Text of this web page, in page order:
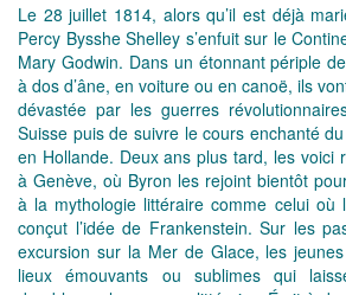
Le 28 juillet 1814, alors qu’il est déjà
Percy Bysshe Shelley s’enfuit sur le
Mary Godwin. Dans un étonnant périple
à dos d’âne, en voiture ou en canoë, ils
dévastée par les guerres
Suisse puis de suivre le cours enchanté
en Hollande. Deux ans plus tard, les voici
à Genève, où Byron les rejoint bientôt
à la mythologie littéraire comme celui où
conçut l’idée de Frankenstein. Sur les
excursion sur la Mer de Glace, les
lieux émouvants ou sublimes qui